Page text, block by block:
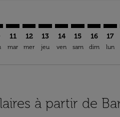
11
mar
12
mer
13
jeu
14
ven
15
sam
16
dim
17
lun
à partir de